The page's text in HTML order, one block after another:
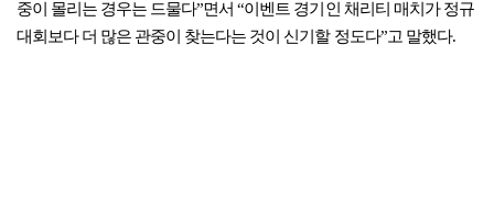
중이 몰리는 경우는 드물다”면서 “이벤트 경기인 채리티 매치가 정규
대회보다 더 많은 관중이 찾는다는 것이 신기할 정도다”고 말했다.